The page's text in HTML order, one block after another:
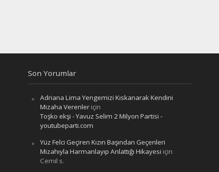
Son Yorumlar
Adriana Lima Yengemizi Kıskanarak Kendini
Mizaha Verenleriçin
Toşko ekşi - Yavuz Selim 2 Milyon Partisi -
youtubeparti.com
Yüz Felci Geçiren Kızın Başından Geçenleri
Mizahıyla Harmanlayıp Anlattığı Hikayesi için
Cemil s.